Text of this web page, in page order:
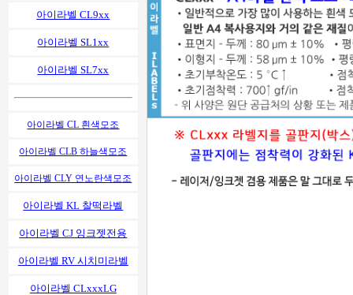
아이라벨 CL9xx
아이라벨 SL1xx
아이라벨 SL7xx
아이라벨 CL 흰색모조
아이라벨 CLB 하늘색모조
아이라벨 CLY 연노란색모조
아이라벨 KL 찰떡라벨
아이라벨 CJ 잉크젯전용
아이라벨 RV 시치미라벨
아이라벨 CLxxxLG